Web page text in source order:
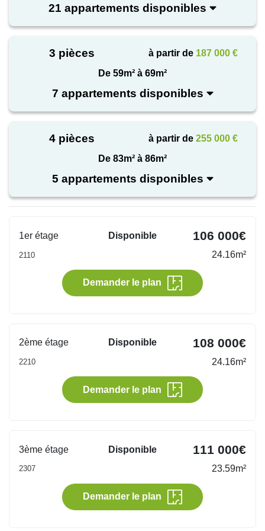
21 appartements disponibles
3 pièces à partir de 187 000 €
De 59m² à 69m²
7 appartements disponibles
4 pièces à partir de 255 000 €
De 83m² à 86m²
5 appartements disponibles
1er étage Disponible 106 000€
2110 24.16m²
Demander le plan
2ème étage Disponible 108 000€
2210 24.16m²
Demander le plan
3ème étage Disponible 111 000€
2307 23.59m²
Demander le plan